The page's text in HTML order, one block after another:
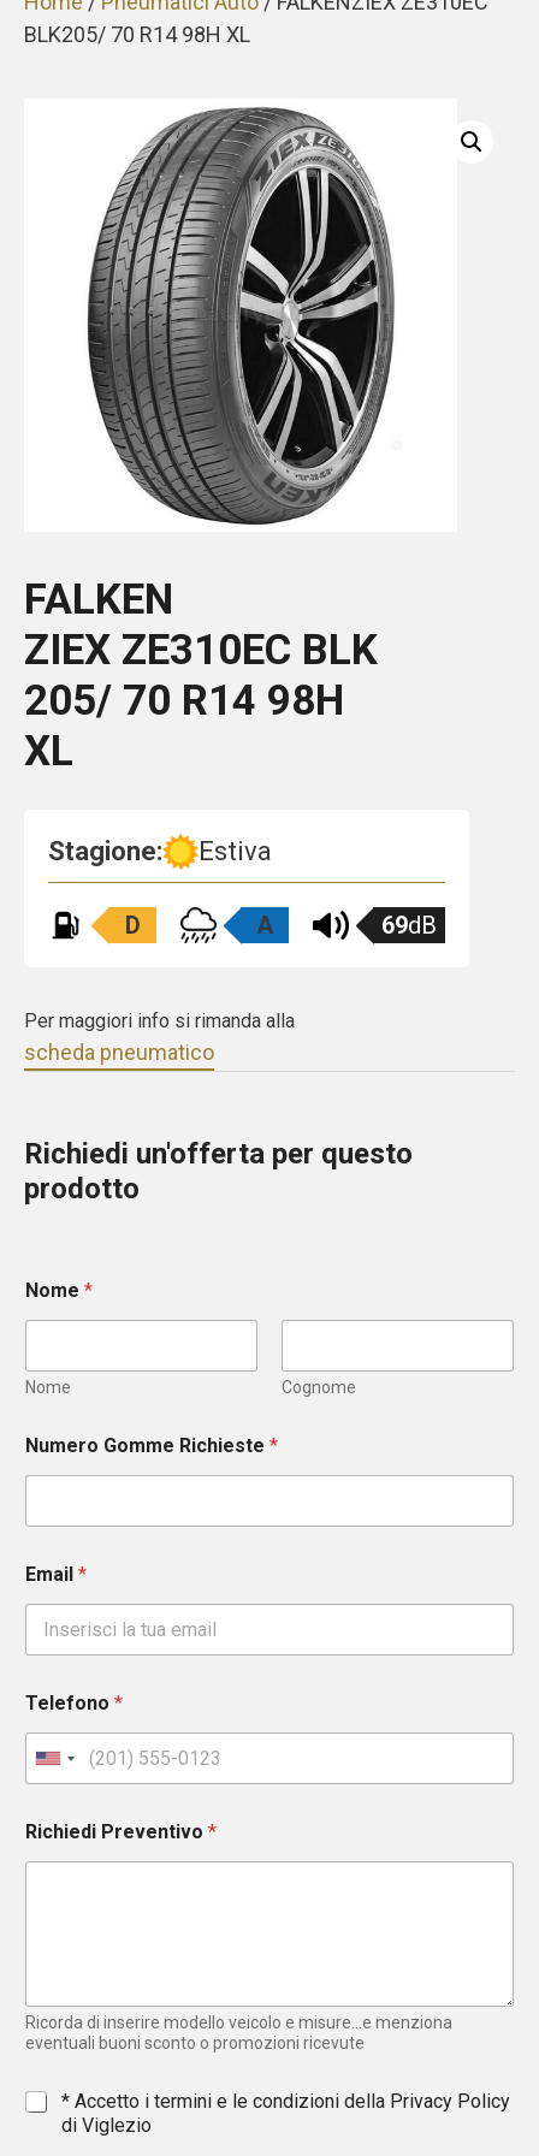
BLK205/ 70 R14 98H XL
FALKEN
ZIEX ZE310EC BLK
205/ 70 R14 98H
XL
Stagione: Estiva
D A 69dB
Per maggiori info si rimanda alla
scheda pneumatico
Richiedi un'offerta per questo
prodotto
Nome *
Nome Cognome
Numero Gomme Richieste *
Email *
Telefono *
U
n
t
e
e
s
Richiedi Preventivo *
Ricorda di inserire modello veicolo e misure...e menziona
eventuali buoni sconto o promozioni ricevute
* * Accetto i termini e le condizioni della Privacy Policy
di Viglezio